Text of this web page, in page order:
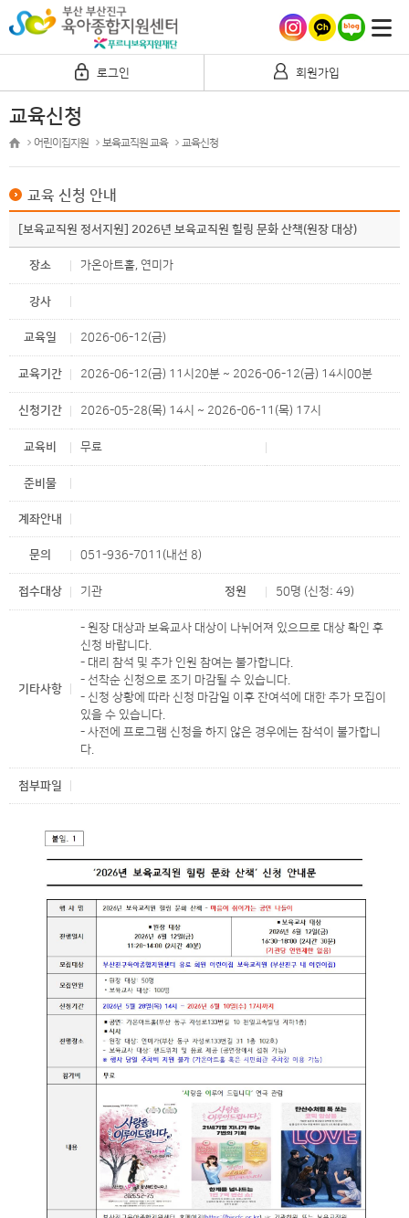
로그인 회원가입
교육신청
어린이집지원 보육교직원 교육 교육신청
교육 신청 안내
[보육교직원 정서지원] 2026년 보육교직원 힐링 문화 산책(원장 대상)
장소 가온아트홀, 연미가
강사
교육일 2026-06-12(금)
교육기간 2026-06-12(금) 11시20분 ~ 2026-06-12(금) 14시00분
신청기간 2026-05-28(목) 14시 ~ 2026-06-11(목) 17시
교육비 무료
준비물
계좌안내
문의 051-936-7011(내선 8)
접수대상 기관 정원 50명 (신청: 49)
기타사항
- 원장 대상과 보육교사 대상이 나뉘어져 있으므로 대상 확인 후
신청 바랍니다.
- 대리 참석 및 추가 인원 참여는 불가합니다.
- 선착순 신청으로 조기 마감될 수 있습니다.
- 신청 상황에 따라 신청 마감일 이후 잔여석에 대한 추가 모집이
있을 수 있습니다.
- 사전에 프로그램 신청을 하지 않은 경우에는 참석이 불가합니
다.
첨부파일